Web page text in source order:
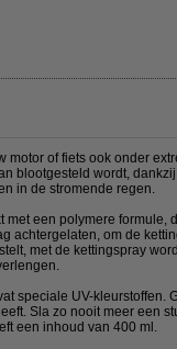
motor of fiets ook onder
blootgesteld wordt,
in de stromende regen.
met een polymere
achtergelaten, om de
met de kettingspray
speciale UV-kleurstoffen.
Sla zo nooit meer een
een inhoud van 400 ml.